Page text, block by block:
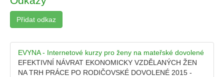
Přidat odkaz
EVYNA - Internetové kurzy pro ženy na mateřské dovolené
EFEKTIVNÍ NÁVRAT EKONOMICKY VZDĚLANÝCH ŽEN
NA TRH PRÁCE PO RODIČOVSKÉ DOVOLENÉ 2015 -